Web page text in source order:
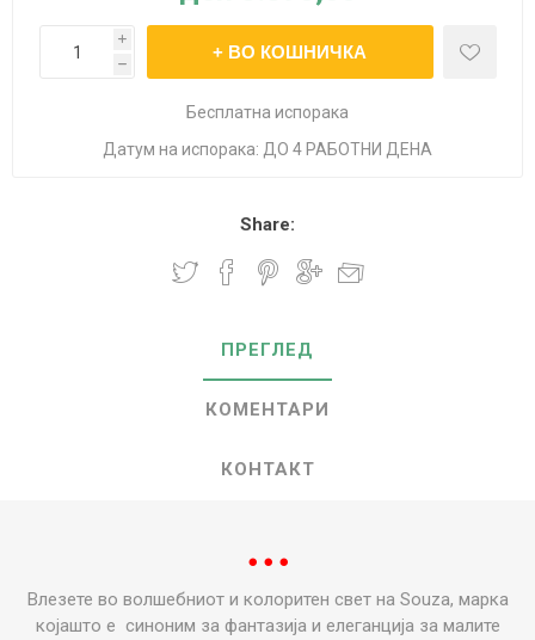
i
h
Бесплатна испорака
Датум на испорака: ДО 4 РАБОТНИ ДЕНА
Share:
ПРЕГЛЕД
КОМЕНТАРИ
КОНТАКТ
● ● ●
Влезете во волшебниот и колоритен свет на Souza, марка
којашто е синоним за фантазија и елеганција за малите